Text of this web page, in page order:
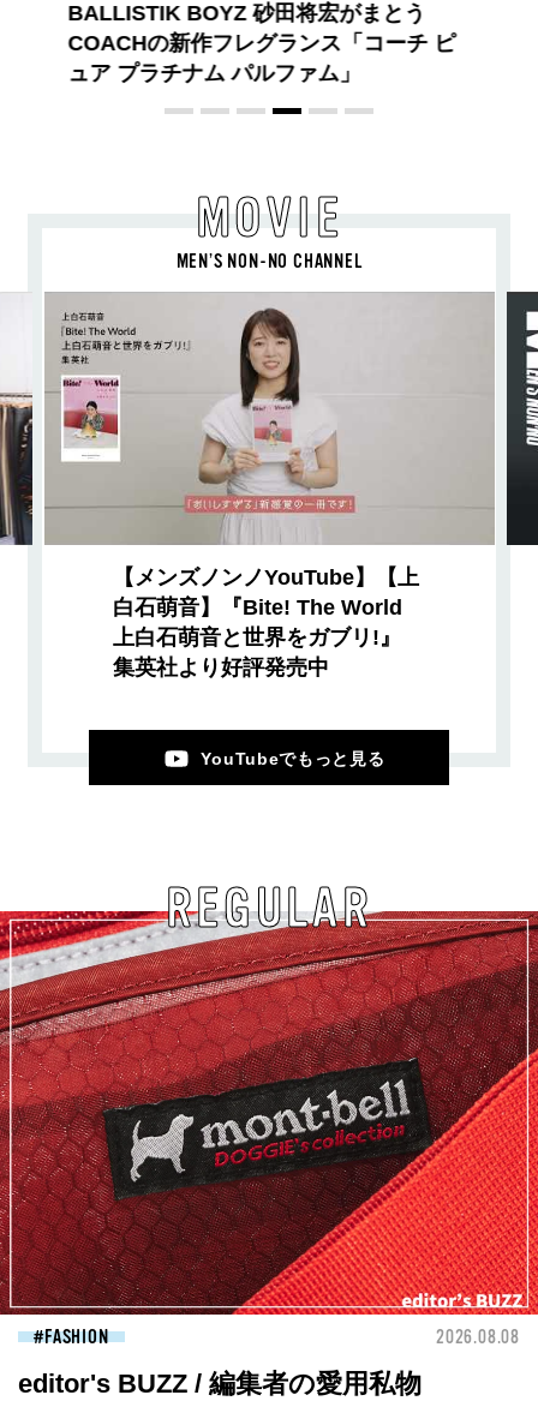
BALLISTIK BOYZ 砂田将宏がまとう
COACHの新作フレグランス「コーチ ピ
ュア プラチナム パルファム」
MOVIE
MEN’S NON-NO CHANNEL
【メンズノンノYouTube】【上
白石萌音】『Bite! The World
上白石萌音と世界をガブリ!』
集英社より好評発売中
YouTubeでもっと見る
REGULAR
FASHION 2026.08.08
editor's BUZZ / 編集者の愛用私物